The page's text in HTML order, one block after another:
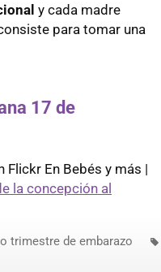
y cada madre
para tomar una
17 de
Flickr En Bebés y más |
la concepción al
trimestre de embarazo